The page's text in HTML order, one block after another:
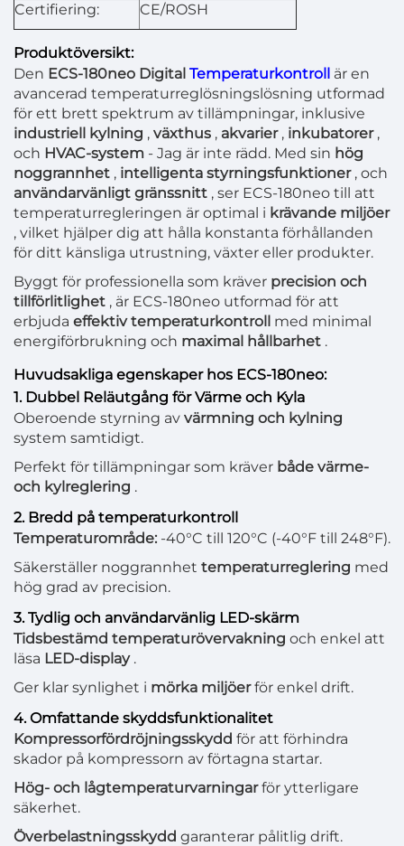
Certifiering:
CE/ROSH
Produktöversikt:
Den ECS-180neo Digital Temperaturkontroll är en
avancerad temperaturreglösningslösning utformad
för ett brett spektrum av tillämpningar, inklusive
industriell kylning , växthus , akvarier , inkubatorer ,
och HVAC-system - Jag är inte rädd. Med sin hög
noggrannhet , intelligenta styrningsfunktioner , och
användarvänligt gränssnitt , ser ECS-180neo till att
temperaturregleringen är optimal i krävande miljöer
, vilket hjälper dig att hålla konstanta förhållanden
för ditt känsliga utrustning, växter eller produkter.
Byggt för professionella som kräver precision och
tillförlitlighet , är ECS-180neo utformad för att
erbjuda effektiv temperaturkontroll med minimal
energiförbrukning och maximal hållbarhet .
Huvudsakliga egenskaper hos ECS-180neo:
1. Dubbel Reläutgång för Värme och Kyla
Oberoende styrning av värmning och kylning
system samtidigt.
Perfekt för tillämpningar som kräver både värme-
och kylreglering .
2. Bredd på temperaturkontroll
Temperaturområde: -40°C till 120°C (-40°F till 248°F).
Säkerställer noggrannhet temperaturreglering med
hög grad av precision.
3. Tydlig och användarvänlig LED-skärm
Tidsbestämd temperaturövervakning och enkel att
läsa LED-display .
Ger klar synlighet i mörka miljöerför enkel drift.
4. Omfattande skyddsfunktionalitet
Kompressorfördröjningsskydd för att förhindra
skador på kompressorn av förtagna startar.
Hög- och lågtemperaturvarningarför ytterligare
säkerhet.
Överbelastningsskydd garanterar pålitlig drift.